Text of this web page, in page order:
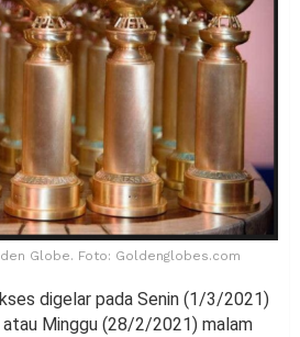
Globe. Foto: Goldenglobes.com
digelar pada Senin (1/3/2021)
Minggu (28/2/2021) malam